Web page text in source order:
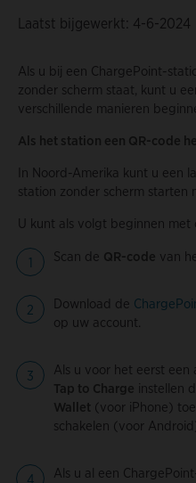
Laatst bijgewerkt: 4-6-2024
Als u bij een ChargePoint-
zonder scherm staat, kunt u
verschillende manieren
Als het station een QR-code
In Noord-Amerika kunt u een
station zonder scherm starten
U kunt als volgt beginnen met
Scan de QR-code van
Download de
op uw account.
Als u voor het eerst een
Tap to Charge instellen
Wallet (voor iPhone)
schakelen (voor
Als u al een